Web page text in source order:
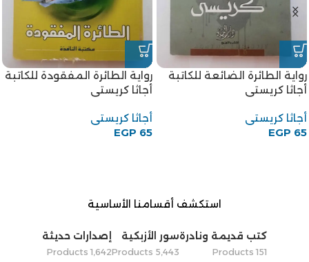
رواية الطائرة الضائعة للكاتبة
أجاثا كريستى
أجاثا كريستى
EGP 65
رواية الطائرة المفقودة للكاتبة
أجاثا كريستى
أجاثا كريستى
EGP 65
استكشف أقسامنا الأساسية
كتب قديمة ونادرة
151 Products
سور الأزبكية
5٬443 Products
إصدارات حديثة
1٬642 Products